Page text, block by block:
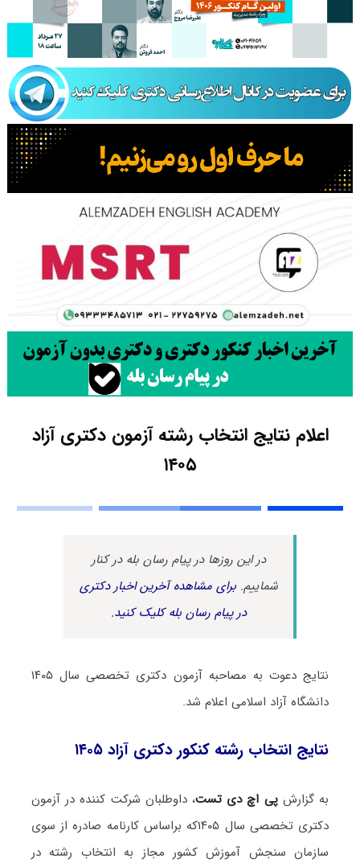
اعلام نتایج انتخاب رشته آزمون دکتری آزاد
۱۴۰۵
در این روزها در پیام رسان بله در کنار
شماییم.برای مشاهده آخرین اخبار دکتری
در پیام رسان بله کلیک کنید.
نتایج دعوت به مصاحبه آزمون دکتری تخصصی سال ۱۴۰۵
دانشگاه آزاد اسلامی اعلام شد.
نتایج انتخاب رشته کنکور دکتری آزاد ۱۴۰۵
به گزارشپی اچ دی تست، داوطلبان شرکت کننده در آزمون
دکتری تخصصی سال ۱۴۰۵که براساس کارنامه صادره از سوی
سازمان سنجش آموزش کشور مجاز به انتخاب رشته در